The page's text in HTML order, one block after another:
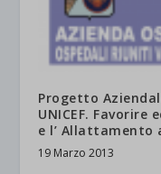
Progetto
UNICEF. Favorire
e l’ Allattamento
19 Marzo 2013